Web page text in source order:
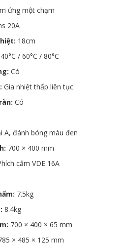
ứng một chạm
20A
18cm
40°C / 60°C / 80°C
Có
Gia nhiệt thấp liên tục
Có
A, đánh bóng màu đen
700 × 400 mm
cắm VDE 16A
7.5kg
8.4kg
700 × 400 × 65 mm
× 485 × 125 mm